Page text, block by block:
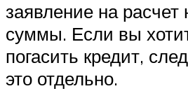
заявление на
суммы. Если вы
погасить кредит,
это отдельно.